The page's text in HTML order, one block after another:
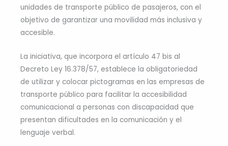
unidades de transporte público de pasajeros, con el
objetivo de garantizar una movilidad más inclusiva y
accesible.
La iniciativa, que incorpora el artículo 47 bis al
Decreto Ley 16.378/57, establece la obligatoriedad
de utilizar y colocar pictogramas en las empresas de
transporte público para facilitar la accesibilidad
comunicacional a personas con discapacidad que
presentan dificultades en la comunicación y el
lenguaje verbal.